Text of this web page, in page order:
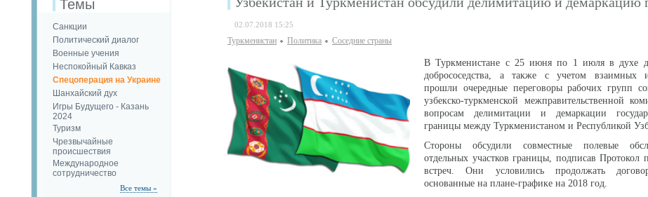
Темы
Санкции
Политический диалог
Военные учения
Неспокойный Кавказ
Спецоперация на Украине
Шанхайский дух
Игры Будущего - Казань
2024
Туризм
Чрезвычайные
происшествия
Международное
сотрудничество
Все темы »
02.07.2018 15:25
Туркменистан Политика Соседние страны
В Туркменистане с 25 июня по 1 июля в духе
добрососедства, а также с учетом взаимных
прошли очередные переговоры рабочих групп
узбекско-туркменской межправительственной
вопросам делимитации и демаркации
границы между Туркменистаном и Республикой
Стороны обсудили совместные полевые
отдельных участков границы, подписав Протокол
встреч. Они условились продолжать
основанные на плане-графике на 2018 год.